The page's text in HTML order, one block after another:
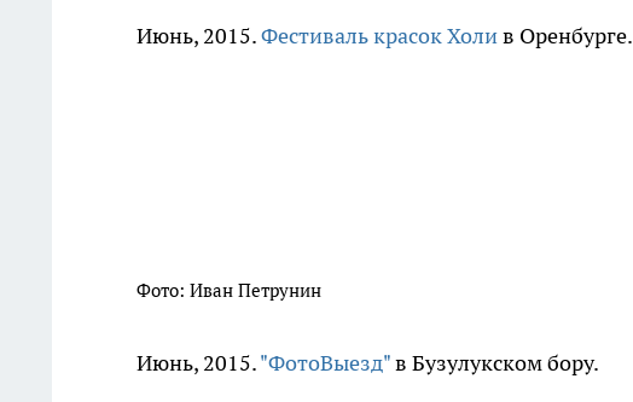
Июнь, 2015.Фестиваль красок Холив Оренбурге.
Фото: Иван Петрунин
Июнь, 2015."ФотоВыезд"в Бузулукском бору.